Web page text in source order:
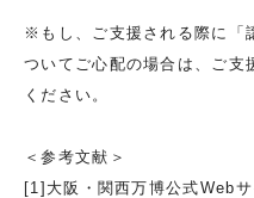
※もし、ご支援される際に「
ついてご心配の場合は、ご支
ください。
＜参考文献＞
[1]大阪・関西万博公式Web